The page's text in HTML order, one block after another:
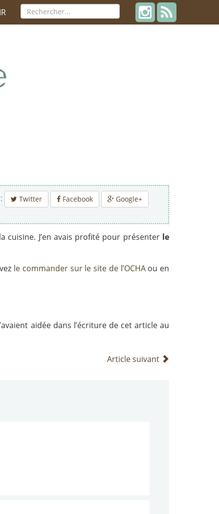
Twitter Facebook Google+
J’en avais profité pour présenter le
le commander sur le site de l’OCHAou en
aidée dans l’écriture de cet article au
Article suivant